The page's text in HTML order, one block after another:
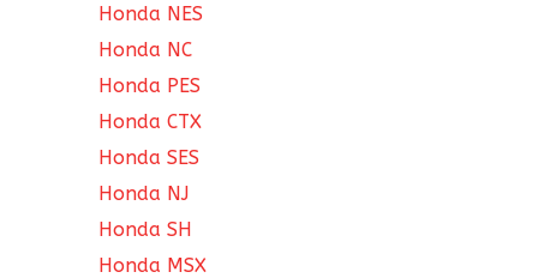
Honda NES
Honda NC
Honda PES
Honda CTX
Honda SES
Honda NJ
Honda SH
Honda MSX